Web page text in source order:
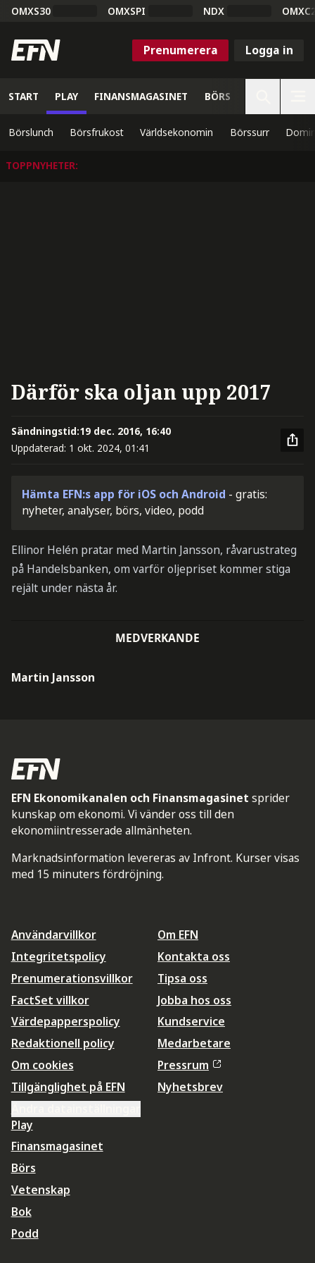
OMXS30 OMXSPI NDX
Prenumerera Logga in
START PLAY FINANSMAGASINET BÖRS
Börslunch Börsfrukost Världsekonomin Börssurr
TOPPNYHETER:
Därför ska oljan upp 2017
Sändningstid:19 dec. 2016, 16:40
Uppdaterad: 1 okt. 2024, 01:41
Hämta EFN:s app för iOS och Android - gratis:
nyheter, analyser, börs, video, podd
Ellinor Helén pratar med Martin Jansson, råvarustrateg
på Handelsbanken, om varför oljepriset kommer stiga
rejält under nästa år.
MEDVERKANDE
Martin Jansson
EFN Ekonomikanalen och Finansmagasinet sprider
kunskap om ekonomi. Vi vänder oss till den
ekonomiintresserade allmänheten.
Marknadsinformation levereras av Infront. Kurser visas
med 15 minuters fördröjning.
Användarvillkor
Integritetspolicy
Prenumerationsvillkor
FactSet villkor
Värdepapperspolicy
Redaktionell policy
Om cookies
Tillgänglighet på EFN
Om EFN
Kontakta oss
Tipsa oss
Jobba hos oss
Kundservice
Medarbetare
Pressrum
Nyhetsbrev
Play
Finansmagasinet
Börs
Vetenskap
Bok
Podd